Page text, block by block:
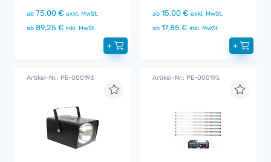
ab 75,00 € exkl. MwSt.
ab 89,25 € inkl. MwSt.
+
ab 15,00 € exkl. MwSt.
ab 17,85 € inkl. MwSt.
+
Artikel-Nr.: PE-000193 Artikel-Nr.: PE-000195